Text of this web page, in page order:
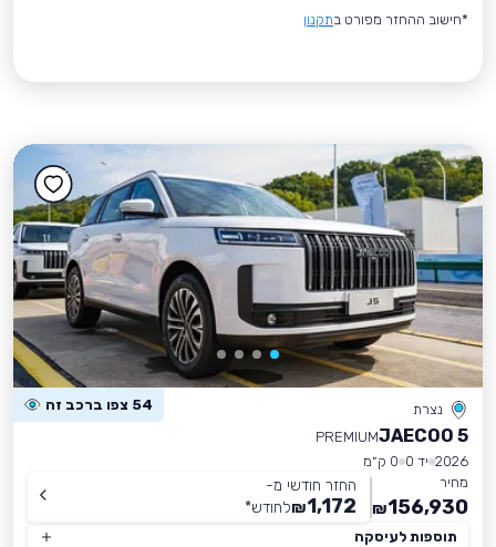
*חישוב ההחזר מפורט בתקנון
נצרת 54 צפו ברכב זה
JAECOO 5
PREMIUM
2026 יד 0
0 ק״מ
מחיר
156,930
₪
החזר חודשי מ-
1,172
₪לחודש*
תוספות לעיסקה